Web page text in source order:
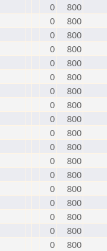
0
800
0
800
0
800
0
800
0
800
0
800
0
800
0
800
0
800
0
800
0
800
0
800
0
800
0
800
0
800
0
800
0
800
0
800